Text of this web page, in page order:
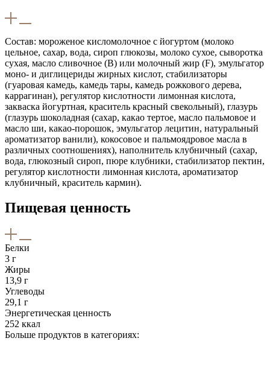
Состав: мороженое кисломолочное с йогуртом (молоко
цельное, сахар, вода, сироп глюкозы, молоко сухое, сыворотка
сухая, масло сливочное (B) или молочный жир (F), эмульгатор
моно- и диглицериды жирных кислот, стабилизаторы
(гуаровая камедь, камедь тары, камедь рожкового дерева,
каррагинан), регулятор кислотности лимонная кислота,
закваска йогуртная, краситель красный свекольный), глазурь
(глазурь шоколадная (сахар, какао тертое, масло пальмовое и
масло ши, какао-порошок, эмульгатор лецитин, натуральный
ароматизатор ванили), кокосовое и пальмоядровое масла в
различных соотношениях), наполнитель клубничный (сахар,
вода, глюкозный сироп, пюре клубники, стабилизатор пектин,
регулятор кислотности лимонная кислота, ароматизатор
клубничный, краситель кармин).
Пищевая ценность
Белки
3 г
Жиры
13,9 г
Углеводы
29,1 г
Энергетическая ценность
252 ккал
Больше продуктов в категориях: